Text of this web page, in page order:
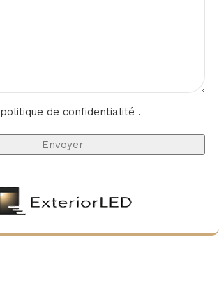
politique de confidentialité .